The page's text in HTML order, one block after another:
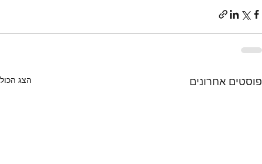
פוסטים אחרונים הצג הכול